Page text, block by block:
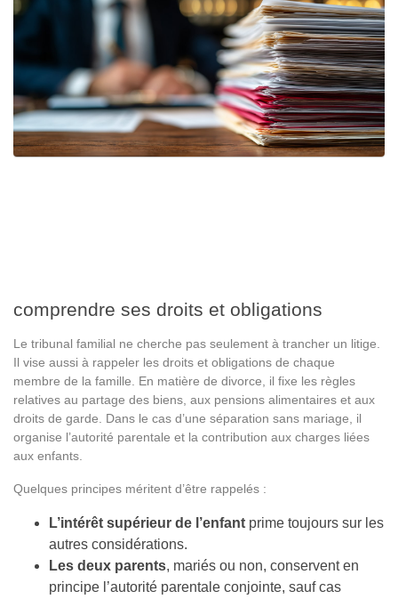
comprendre ses droits et obligations
Le tribunal familial ne cherche pas seulement à trancher un litige.
Il vise aussi à rappeler les droits et obligations de chaque
membre de la famille. En matière de divorce, il fixe les règles
relatives au partage des biens, aux pensions alimentaires et aux
droits de garde. Dans le cas d’une séparation sans mariage, il
organise l’autorité parentale et la contribution aux charges liées
aux enfants.
Quelques principes méritent d’être rappelés :
L’intérêt supérieur de l’enfant prime toujours sur les
autres considérations.
Les deux parents, mariés ou non, conservent en
principe l’autorité parentale conjointe, sauf cas